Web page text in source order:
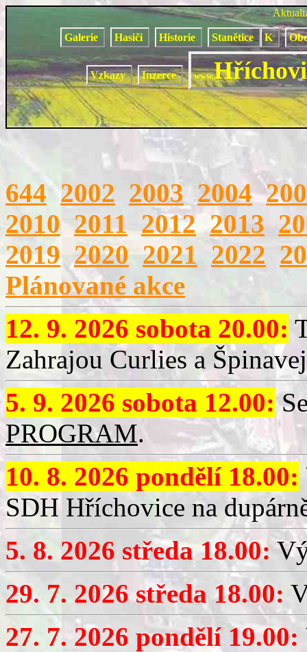
Galerie Hasiči Historie Stanětice K
Vzkazy Inzerce www.
644 2002 2003 2004
2010 2011 2012 2013
2019 2020 2021 2022
Plánované akce
12. 9. 2026 sobota 20.00:
Zahrajou Curlies a
5. 9. 2026 sobota 12.00:
PROGRAM.
10. 8. 2026 pondělí 18.00:
SDH Hříchovice na
5. 8. 2026 středa 18.00:
29. 7. 2026 středa 18.00:
27. 7. 2026 pondělí 19.00: